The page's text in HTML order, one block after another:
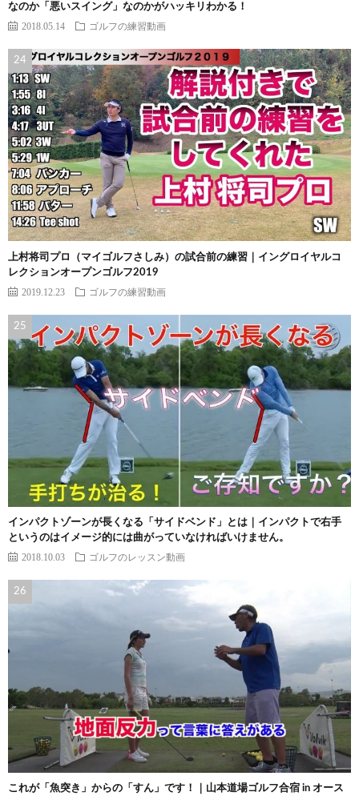
なのか「悪いスイング」なのかがハッキリわかる！
2018.05.14 ゴルフの練習動画
上村将司プロ（マイゴルフさしみ）の試合前の練習｜イングロイヤルコ
レクションオープンゴルフ2019
2019.12.23 ゴルフの練習動画
インパクトゾーンが長くなる「サイドベンド」とは｜インパクトで右手
というのはイメージ的には曲がっていなければいけません。
2018.10.03 ゴルフのレッスン動画
これが「魚突き」からの「すん」です！｜山本道場ゴルフ合宿 in オース